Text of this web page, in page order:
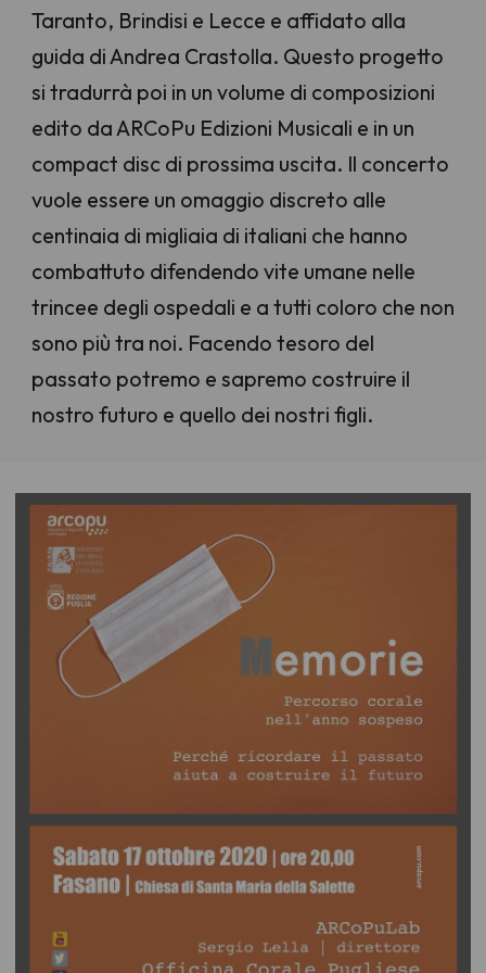
Taranto, Brindisi e Lecce e affidato alla
guida di Andrea Crastolla. Questo progetto
si tradurrà poi in un volume di composizioni
edito da ARCoPu Edizioni Musicali e in un
compact disc di prossima uscita. Il concerto
vuole essere un omaggio discreto alle
centinaia di migliaia di italiani che hanno
combattuto difendendo vite umane nelle
trincee degli ospedali e a tutti coloro che non
sono più tra noi. Facendo tesoro del
passato potremo e sapremo costruire il
nostro futuro e quello dei nostri figli.